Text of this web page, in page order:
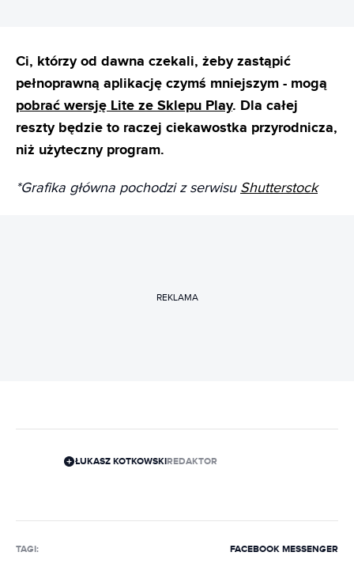
Ci, którzy od dawna czekali, żeby zastąpić
pełnoprawną aplikację czymś mniejszym - mogą
pobrać wersję Lite ze Sklepu Play. Dla całej
reszty będzie to raczej ciekawostka przyrodnicza,
niż użyteczny program.
*Grafika główna pochodzi z serwisu Shutterstock
REKLAMA
ŁUKASZ KOTKOWSKIREDAKTOR
TAGI: FACEBOOK MESSENGER